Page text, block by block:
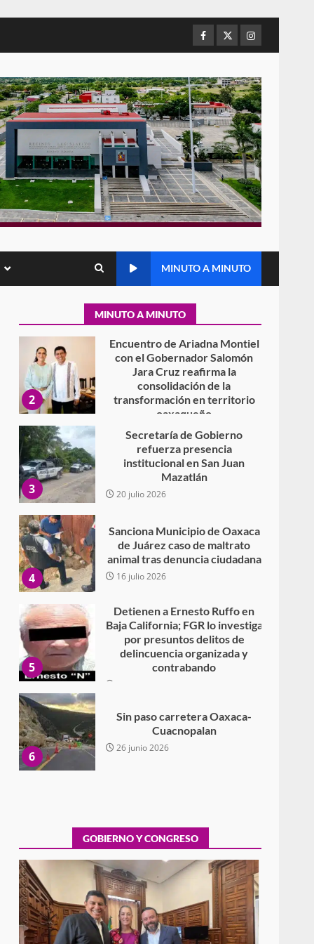
Facebook
TwitterInstagram
MINUTO A MINUTO
MINUTO A MINUTO
delincuencia organizada y
contrabando
6
Sin paso carretera Oaxaca-
Cuacnopalan
26 junio 2026
7
Ejecuta orden de aprehensión
por el delito de pederastia
cometido en la región del Istmo
de Tehuantepec
22 junio 2026
Ciudad Salud: justicia social
para Oaxaca
5 agosto 2026
2
Encuentro de Ariadna Montiel
con el Gobernador Salomón
Jara Cruz reafirma la
consolidación de la
transformación en territorio
oaxaqueño
30 julio 2026
3
Secretaría de Gobierno
refuerza presencia
institucional en San Juan
Mazatlán
20 julio 2026
4
Sanciona Municipio de Oaxaca
de Juárez caso de maltrato
animal tras denuncia ciudadana
16 julio 2026
5
Detienen a Ernesto Ruffo en
Baja California; FGR lo investiga
por presuntos delitos de
delincuencia organizada y
contrabando
6
Sin paso carretera Oaxaca-
Cuacnopalan
26 junio 2026
7
de Tehuantepec
22 junio 2026
1
Ciudad Salud: justicia social
para Oaxaca
5 agosto 2026
GOBIERNO Y CONGRESO